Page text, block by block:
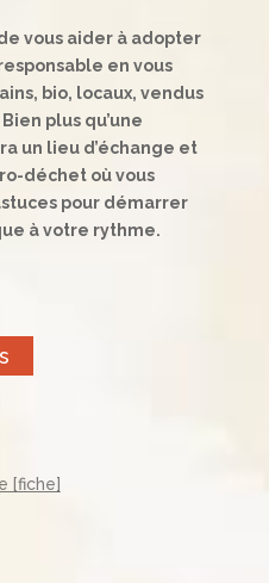
vous aider à adopter
en vous
bio, locaux, vendus
plus qu’une
un lieu d’échange et
déchet où vous
pour démarrer
à votre rythme.
[fiche]